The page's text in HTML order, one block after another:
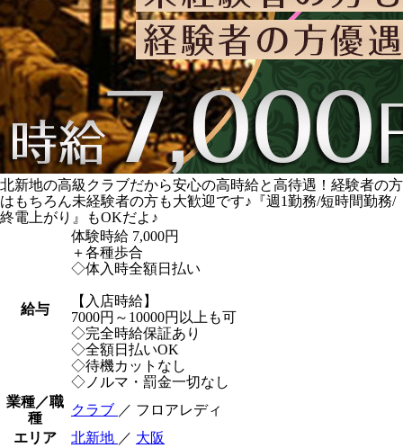
北新地の高級クラブだから安心の高時給と高待遇！経験者の方
はもちろん未経験者の方も大歓迎です♪『週1勤務/短時間勤務/
終電上がり』もOKだよ♪
給与
体験時給 7,000円
＋各種歩合
◇体入時全額日払い
【入店時給】
7000円～10000円以上も可
◇完全時給保証あり
◇全額日払いOK
◇待機カットなし
◇ノルマ・罰金一切なし
業種／職
種
クラブ ／ フロアレディ
エリア
北新地 ／ 大阪